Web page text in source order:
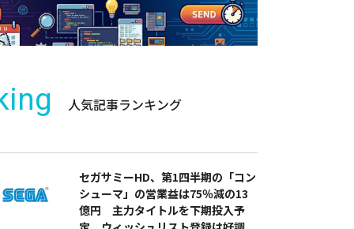
人気記事ランキング
セガサミーHD、第1四半期の「コン
シューマ」の営業益は75％減の13
億円 主力タイトルを下期投入予